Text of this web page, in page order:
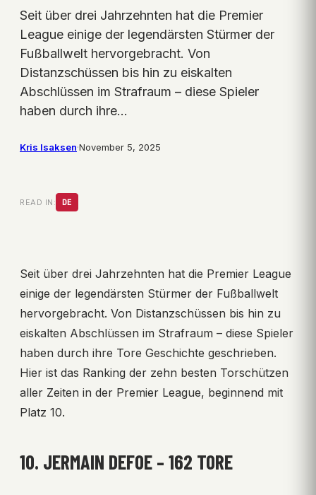
Seit über drei Jahrzehnten hat die Premier
League einige der legendärsten Stürmer der
Fußballwelt hervorgebracht. Von
Distanzschüssen bis hin zu eiskalten
Abschlüssen im Strafraum – diese Spieler
haben durch ihre…
Kris Isaksen·November 5, 2025
READ IN: DE
Seit über drei Jahrzehnten hat die Premier League
einige der legendärsten Stürmer der Fußballwelt
hervorgebracht. Von Distanzschüssen bis hin zu
eiskalten Abschlüssen im Strafraum – diese Spieler
haben durch ihre Tore Geschichte geschrieben.
Hier ist das Ranking der zehn besten Torschützen
aller Zeiten in der Premier League, beginnend mit
Platz 10.
10. JERMAIN DEFOE – 162 TORE